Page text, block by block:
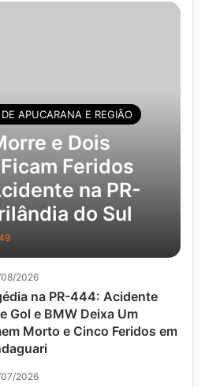
APUCARANA E REGIÃO
e Dois
Feridos
na PR-
do Sul
2026
na PR-444: Acidente
Gol e BMW Deixa Um
Morto e Cinco Feridos em
2026